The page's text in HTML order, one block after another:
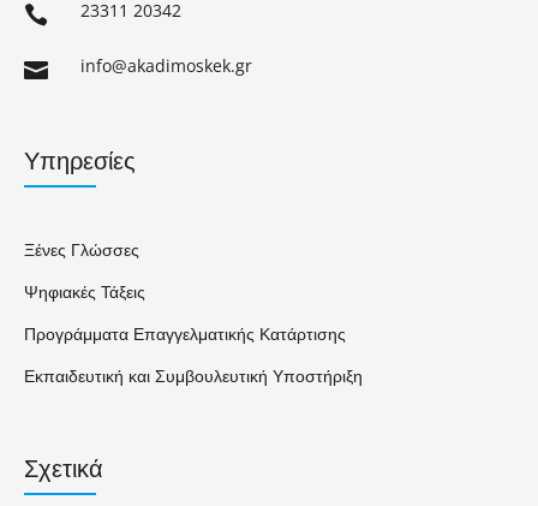
 23311 20342
 info@akadimoskek.gr
Υπηρεσίες
Ξένες Γλώσσες
Ψηφιακές Τάξεις
Προγράμματα Επαγγελματικής Κατάρτισης
Εκπαιδευτική και Συμβουλευτική Υποστήριξη
Σχετικά